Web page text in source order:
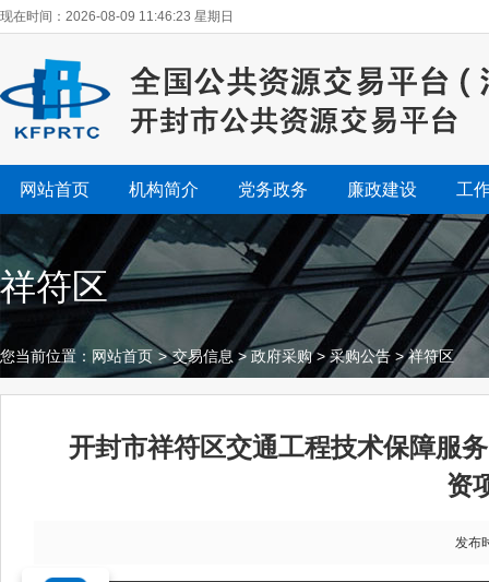
现在时间：2026-08-09 11:46:24 星期日
网站首页 机构简介 党务政务 廉政建设 工
祥符区
您当前位置： 网站首页 > 交易信息 >政府采购>采购公告 >祥符区
开封市祥符区交通工程技术保障服
资
发布